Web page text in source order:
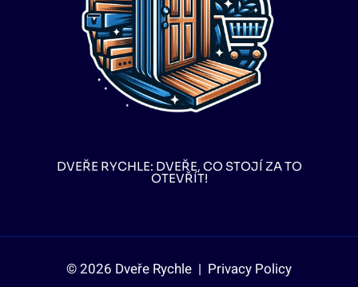
DVEŘE RYCHLE: DVEŘE, CO STOJÍ ZA TO
OTEVŘÍT!
© 2026 Dveře Rychle | Privacy Policy